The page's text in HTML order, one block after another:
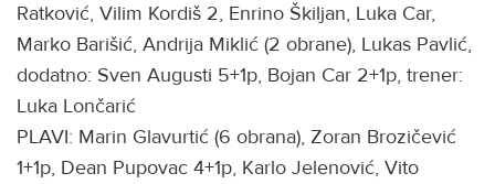
Ratković, Vilim Kordiš 2, Enrino Škiljan, Luka Car,
Marko Barišić, Andrija Miklić (2 obrane), Lukas Pavlić,
dodatno: Sven Augusti 5+1p, Bojan Car 2+1p, trener:
Luka Lončarić
PLAVI: Marin Glavurtić (6 obrana), Zoran Brozičević
1+1p, Dean Pupovac 4+1p, Karlo Jelenović, Vito